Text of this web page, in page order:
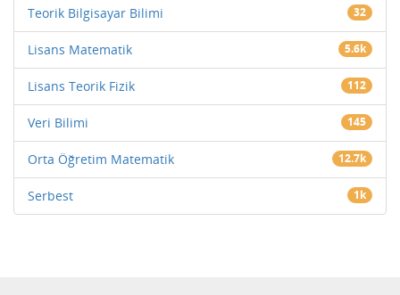
Teorik Bilgisayar Bilimi 32
Lisans Matematik 5.6k
Lisans Teorik Fizik 112
Veri Bilimi 145
Orta Öğretim Matematik 12.7k
Serbest 1k